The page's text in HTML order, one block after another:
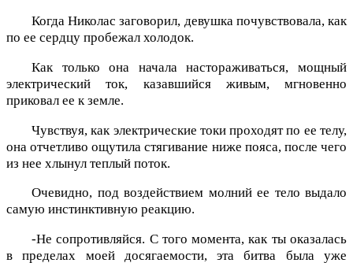
Когда Николас заговорил, девушка почувствовала, как
по ее сердцу пробежал холодок.
Как только она начала настораживаться, мощный
электрический ток, казавшийся живым, мгновенно
приковал ее к земле.
Чувствуя, как электрические токи проходят по ее телу,
она отчетливо ощутила стягивание ниже пояса, после чего
из нее хлынул теплый поток.
Очевидно, под воздействием молний ее тело выдало
самую инстинктивную реакцию.
-Не сопротивляйся. С того момента, как ты оказалась
в пределах моей досягаемости, эта битва была уже